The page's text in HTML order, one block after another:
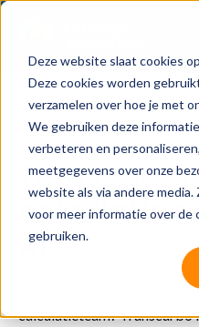
Deze website slaat cookies
Deze cookies worden
verzamelen over hoe je met
We gebruiken deze
verbeteren en
meetgegevens over onze
website als via andere media.
voor meer informatie over de
gebruiken.
Klantverhaal
AI
Hoe verwerk je meer
calculatieteam? Transcarbo